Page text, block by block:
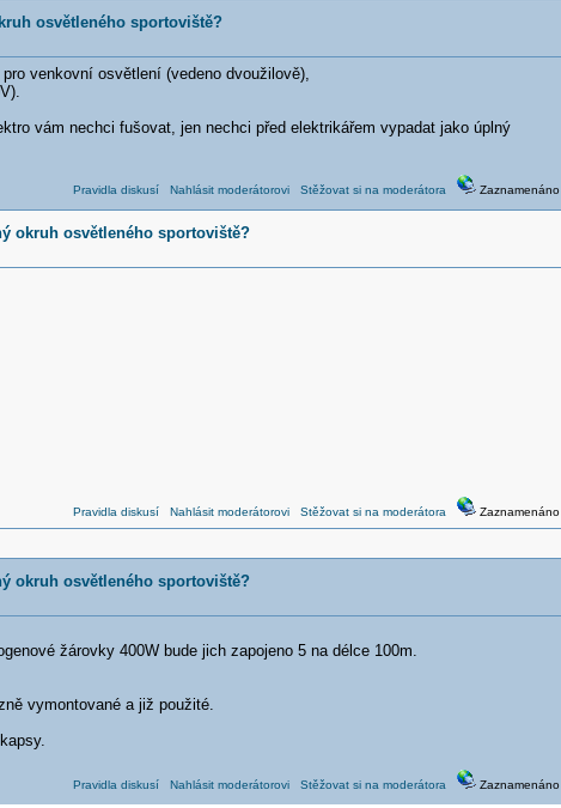
osvětleného sportoviště?
venkovní osvětlení (vedeno dvoužilově),
vám nechci fušovat, jen nechci před elektrikářem vypadat jako úplný
Pravidla diskusí Nahlásit moderátorovi Stěžovat si na moderátora Zaznamenáno
okruh osvětleného sportoviště?
Pravidla diskusí Nahlásit moderátorovi Stěžovat si na moderátora Zaznamenáno
okruh osvětleného sportoviště?
žárovky 400W bude jich zapojeno 5 na délce 100m.
vymontované a již použité.
Pravidla diskusí Nahlásit moderátorovi Stěžovat si na moderátora Zaznamenáno